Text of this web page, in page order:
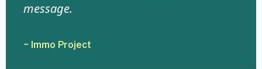
message.
~ Immo Project